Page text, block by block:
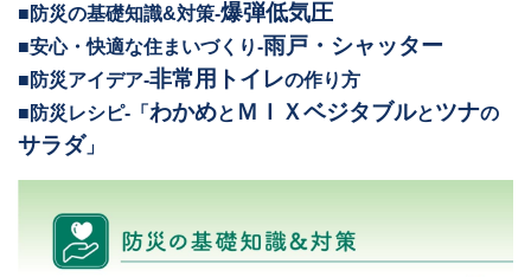
■防災の基礎知識&対策‐爆弾低気圧
■安心・快適な住まいづくり‐雨戸・シャッター
■防災アイデア‐非常用トイレの作り方
■防災レシピ‐「 わかめと ＭＩＸベジタブルとツナの
サラダ 」